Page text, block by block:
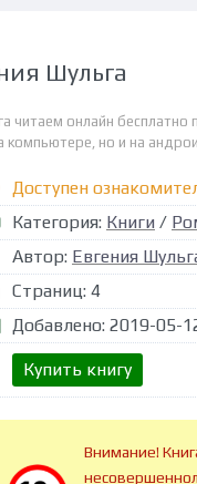
Шульга
читаем онлайн
но и на
Доступен
Категория: Книги /
Автор: Евгения
Страниц: 4
Добавлено: 2019-05-
Купить книгу
Внимание!